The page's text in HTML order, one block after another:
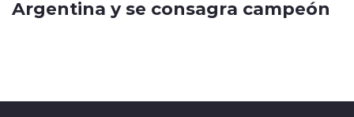
Argentina y se consagra campeón